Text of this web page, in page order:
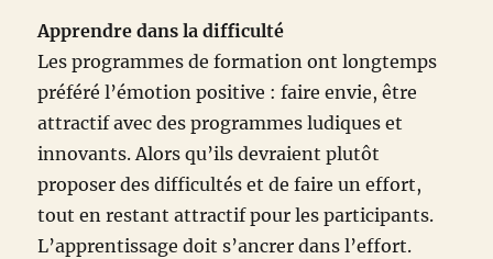
Apprendre dans la difficulté
Les programmes de formation ont longtemps
préféré l’émotion positive : faire envie, être
attractif avec des programmes ludiques et
innovants. Alors qu’ils devraient plutôt
proposer des difficultés et de faire un effort,
tout en restant attractif pour les participants.
L’apprentissage doit s’ancrer dans l’effort.